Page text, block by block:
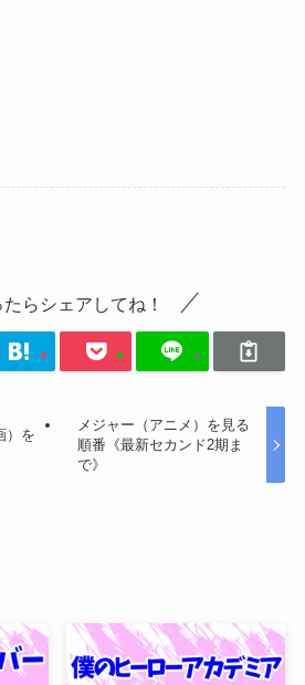
たらシェアしてね！
）を
メジャー（アニメ）を見る
順番《最新セカンド2期ま
で》